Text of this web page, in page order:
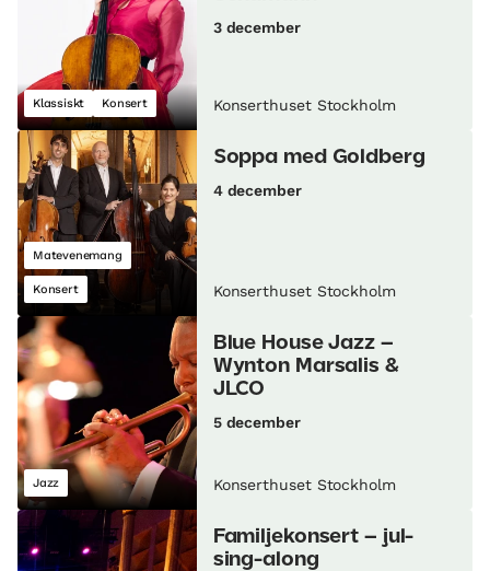
Klassiskt Konsert
3 december
Konserthuset Stockholm
Matevenemang
Konsert
Soppa med Goldberg
4 december
Konserthuset Stockholm
Jazz
Blue House Jazz –
Wynton Marsalis &
JLCO
5 december
Konserthuset Stockholm
Familjekonsert – jul-
sing-along